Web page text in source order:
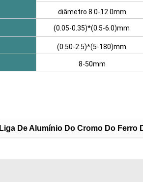
diâmetro 8.0-12.0mm
(0.05-0.35)*(0.5-6.0)mm
(0.50-2.5)*(5-180)mm
8-50mm
Liga De Alumínio Do Cromo Do Ferro